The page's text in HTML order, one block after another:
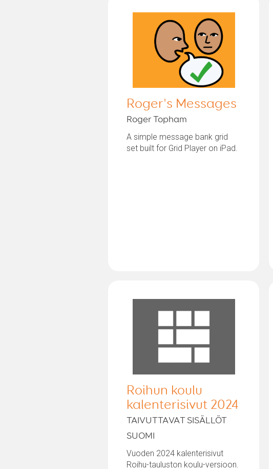
Roger's Messages
Roger Topham
A simple message bank grid
set built for Grid Player on iPad.
Roihun koulu
kalenterisivut 2024
TAIVUTTAVAT SISÄLLÖT
SUOMI
Vuoden 2024 kalenterisivut
Roihu-tauluston koulu-versioon.